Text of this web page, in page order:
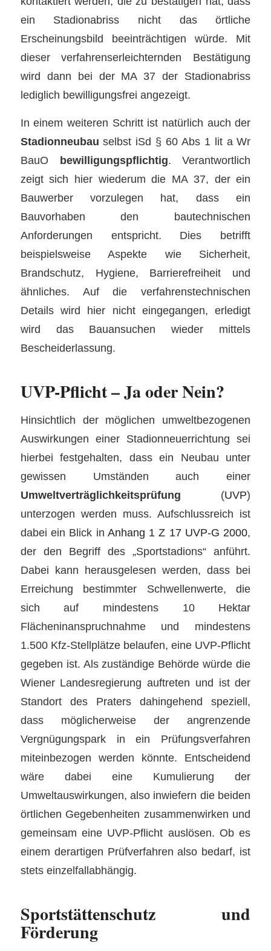
ein Stadionabriss nicht das örtliche
Erscheinungsbild beeinträchtigen würde. Mit
dieser verfahrenserleichternden Bestätigung
wird dann bei der MA 37 der Stadionabriss
lediglich bewilligungsfrei angezeigt.
In einem weiteren Schritt ist natürlich auch der
Stadionneubau selbst iSd § 60 Abs 1 lit a Wr
BauO bewilligungspflichtig. Verantwortlich
zeigt sich hier wiederum die MA 37, der ein
Bauwerber vorzulegen hat, dass ein
Bauvorhaben den bautechnischen
Anforderungen entspricht. Dies betrifft
beispielsweise Aspekte wie Sicherheit,
Brandschutz, Hygiene, Barrierefreiheit und
ähnliches. Auf die verfahrenstechnischen
Details wird hier nicht eingegangen, erledigt
wird das Bauansuchen wieder mittels
Bescheiderlassung.
UVP-Pflicht – Ja oder Nein?
Hinsichtlich der möglichen umweltbezogenen
Auswirkungen einer Stadionneuerrichtung sei
hierbei festgehalten, dass ein Neubau unter
gewissen Umständen auch einer
Umweltverträglichkeitsprüfung (UVP)
unterzogen werden muss. Aufschlussreich ist
dabei ein Blick in Anhang 1 Z 17 UVP-G 2000,
der den Begriff des „Sportstadions“ anführt.
Dabei kann herausgelesen werden, dass bei
Erreichung bestimmter Schwellenwerte, die
sich auf mindestens 10 Hektar
Flächeninanspruchnahme und mindestens
1.500 Kfz-Stellplätze belaufen, eine UVP-Pflicht
gegeben ist. Als zuständige Behörde würde die
Wiener Landesregierung auftreten und ist der
Standort des Praters dahingehend speziell,
dass möglicherweise der angrenzende
Vergnügungspark in ein Prüfungsverfahren
miteinbezogen werden könnte. Entscheidend
wäre dabei eine Kumulierung der
Umweltauswirkungen, also inwiefern die beiden
örtlichen Gegebenheiten zusammenwirken und
gemeinsam eine UVP-Pflicht auslösen. Ob es
einem derartigen Prüfverfahren also bedarf, ist
stets einzelfallabhängig.
Sportstättenschutz und
Förderung